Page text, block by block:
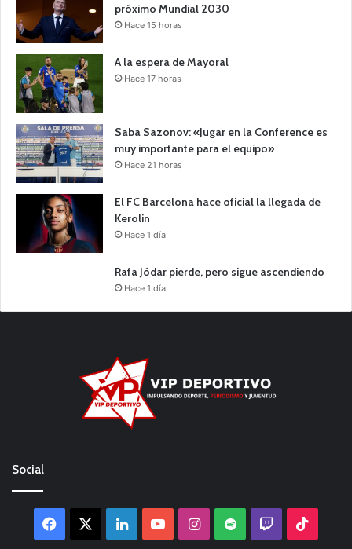
próximo Mundial 2030
Hace 15 horas
A la espera de Mayoral
Hace 17 horas
Saba Sazonov: «Jugar en la Conference es
muy importante para el equipo»
Hace 21 horas
El FC Barcelona hace oficial la llegada de
Kerolin
Hace 1 día
Rafa Jódar pierde, pero sigue ascendiendo
Hace 1 día
Social
Facebook LinkedInYouTubeInstagram
Spotify Twitch